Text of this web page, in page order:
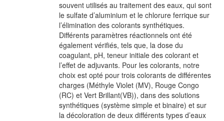
souvent utilisés au traitement des eaux, qui sont
le sulfate d’aluminium et le chlorure ferrique sur
l’élimination des colorants synthétiques.
Différents paramètres réactionnels ont été
également vérifiés, tels que, la dose du
coagulant, pH, teneur initiale des colorant et
l’effet de adjuvants. Pour les colorants, notre
choix est opté pour trois colorants de différentes
charges (Méthyle Violet (MV), Rouge Congo
(RC) et Vert Brillant(VB)), dans des solutions
synthétiques (système simple et binaire) et sur
la décoloration de deux différents types d’eaux